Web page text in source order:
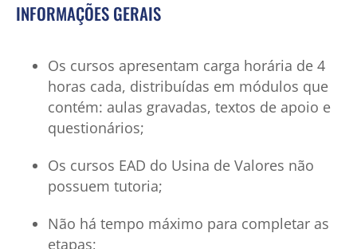
INFORMAÇÕES GERAIS
Os cursos apresentam carga horária de 4
horas cada, distribuídas em módulos que
contém: aulas gravadas, textos de apoio e
questionários;
Os cursos EAD do Usina de Valores não
possuem tutoria;
Não há tempo máximo para completar as
etapas;